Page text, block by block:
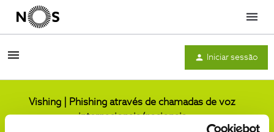
Menu
Iniciar sessão
Vishing | Phishing através de chamadas de voz
internacionais/nacionais